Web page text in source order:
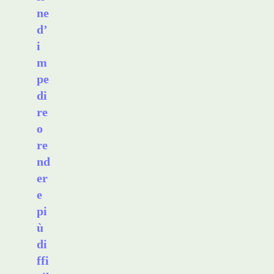
ne
d’
i
m
pe
di
re
o
re
nd
er
e
pi
ù
di
ffi